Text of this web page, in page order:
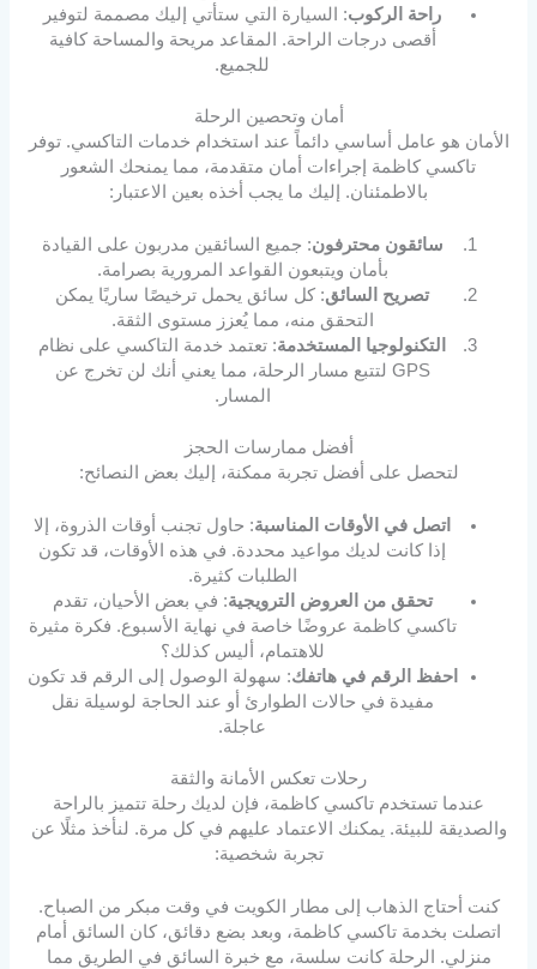
راحة الركوب: السيارة التي ستأتي إليك مصممة لتوفير
أقصى درجات الراحة. المقاعد مريحة والمساحة كافية
للجميع.
أمان وتحصين الرحلة
الأمان هو عامل أساسي دائماً عند استخدام خدمات التاكسي. توفر
تاكسي كاظمة إجراءات أمان متقدمة، مما يمنحك الشعور
بالاطمئنان. إليك ما يجب أخذه بعين الاعتبار:
سائقون محترفون: جميع السائقين مدربون على القيادة
بأمان ويتبعون القواعد المرورية بصرامة.
تصريح السائق: كل سائق يحمل ترخيصًا ساريًا يمكن
التحقق منه، مما يُعزز مستوى الثقة.
التكنولوجيا المستخدمة: تعتمد خدمة التاكسي على نظام
GPS لتتبع مسار الرحلة، مما يعني أنك لن تخرج عن
المسار.
أفضل ممارسات الحجز
لتحصل على أفضل تجربة ممكنة، إليك بعض النصائح:
اتصل في الأوقات المناسبة: حاول تجنب أوقات الذروة، إلا
إذا كانت لديك مواعيد محددة. في هذه الأوقات، قد تكون
الطلبات كثيرة.
تحقق من العروض الترويجية: في بعض الأحيان، تقدم
تاكسي كاظمة عروضًا خاصة في نهاية الأسبوع. فكرة مثيرة
للاهتمام، أليس كذلك؟
احفظ الرقم في هاتفك: سهولة الوصول إلى الرقم قد تكون
مفيدة في حالات الطوارئ أو عند الحاجة لوسيلة نقل
عاجلة.
رحلات تعكس الأمانة والثقة
عندما تستخدم تاكسي كاظمة، فإن لديك رحلة تتميز بالراحة
والصديقة للبيئة. يمكنك الاعتماد عليهم في كل مرة. لنأخذ مثلًا عن
تجربة شخصية:
كنت أحتاج الذهاب إلى مطار الكويت في وقت مبكر من الصباح.
اتصلت بخدمة تاكسي كاظمة، وبعد بضع دقائق، كان السائق أمام
منزلي. الرحلة كانت سلسة، مع خبرة السائق في الطريق مما